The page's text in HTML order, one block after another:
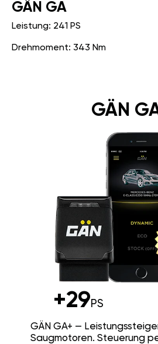
GÄN GA
Leistung: 241 PS
Drehmoment: 343 Nm
GÄN
+29PS
GÄN GA+ —
Saugmotoren. Steuerung